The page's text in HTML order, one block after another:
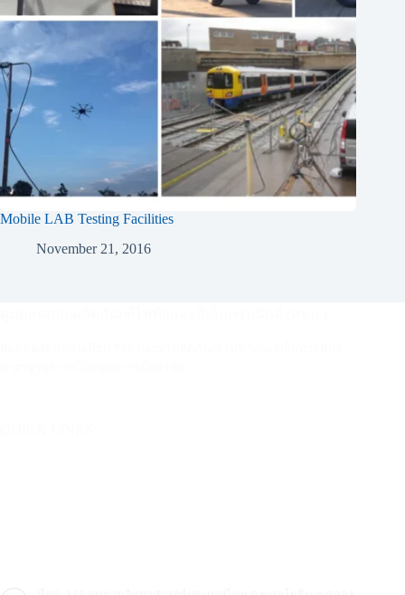
Mobile LAB Testing Facilities
November 21, 2016